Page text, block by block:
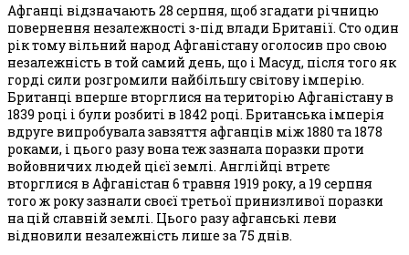
Афганці відзначають 28 серпня, щоб згадати річницю
повернення незалежності з-під влади Британії. Сто один
рік тому вільний народ Афганістану оголосив про свою
незалежність в той самий день, що і Масуд, після того як
горді сили розгромили найбільшу світову імперію.
Британці вперше вторглися на територію Афганістану в
1839 році і були розбиті в 1842 році. Британська імперія
вдруге випробувала завзяття афганців між 1880 та 1878
роками, і цього разу вона теж зазнала поразки проти
войовничих людей цієї землі. Англійці втретє
вторглися в Афганістан 6 травня 1919 року, а 19 серпня
того ж року зазнали своєї третьої принизливої поразки
на цій славній землі. Цього разу афганські леви
відновили незалежність лише за 75 днів.